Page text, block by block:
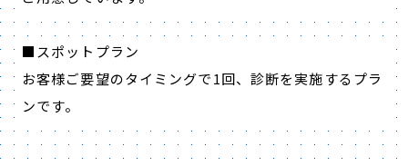
■スポットプラン
お客様ご要望のタイミングで1回、診断を実施するプラ
ンです。